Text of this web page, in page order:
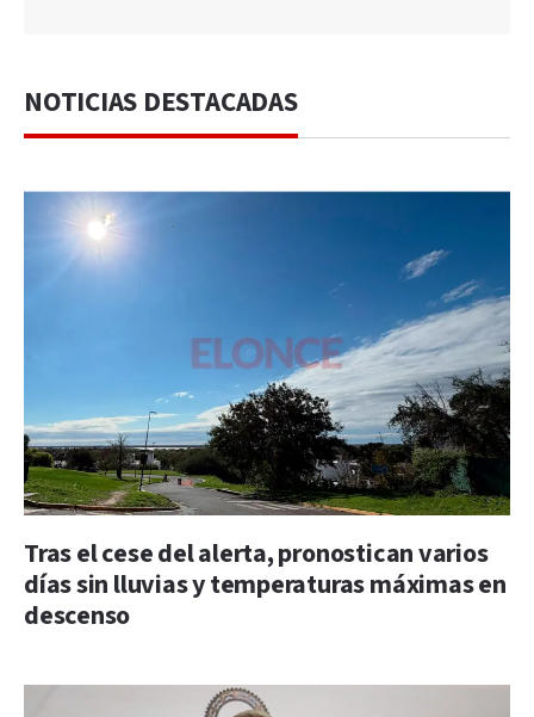
NOTICIAS DESTACADAS
Tras el cese del alerta, pronostican varios
días sin lluvias y temperaturas máximas en
descenso